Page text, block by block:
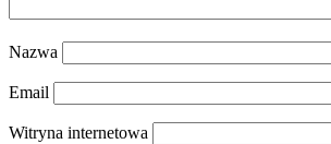
Nazwa
Email
Witryna internetowa